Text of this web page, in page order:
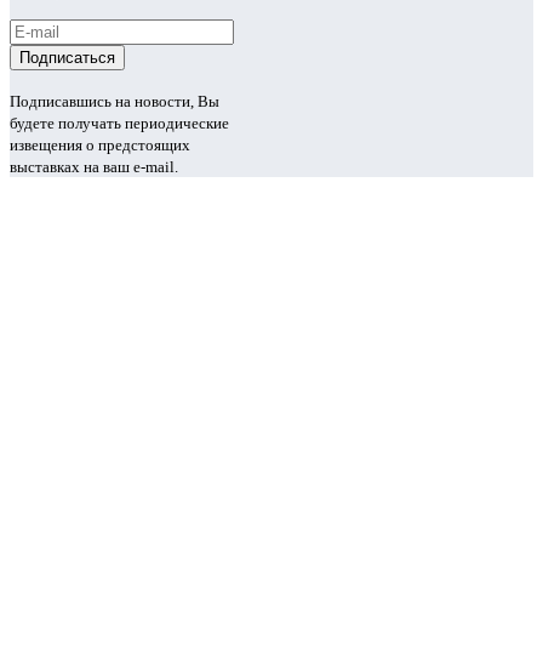
Подписавшись на новости, Вы
будете получать периодические
извещения о предстоящих
выставках на ваш e-mail.